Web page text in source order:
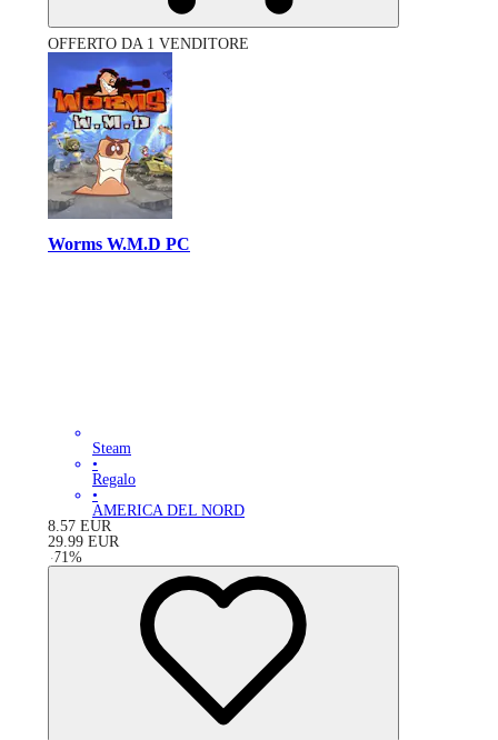
OFFERTO DA 1 VENDITORE
Worms W.M.D PC
Steam
•
Regalo
•
AMERICA DEL NORD
8.57 EUR
29.99 EUR
-71 %